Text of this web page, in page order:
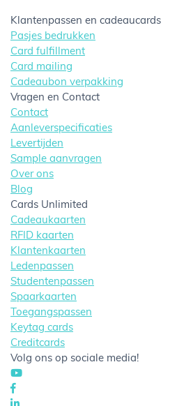
Klantenpassen en cadeaucards
Pasjes bedrukken
Card fulfillment
Card mailing
Cadeaubon verpakking
Vragen en Contact
Contact
Aanleverspecificaties
Levertijden
Sample aanvragen
Over ons
Blog
Cards Unlimited
Cadeaukaarten
RFID kaarten
Klantenkaarten
Ledenpassen
Studentenpassen
Spaarkaarten
Toegangspassen
Keytag cards
Creditcards
Volg ons op sociale media!